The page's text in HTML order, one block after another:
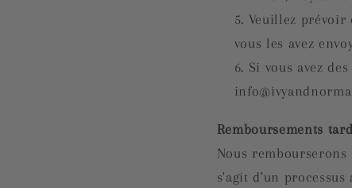
Veuillez
vous les avez
Si vous avez
Remboursements
Nous
s'agit d'un